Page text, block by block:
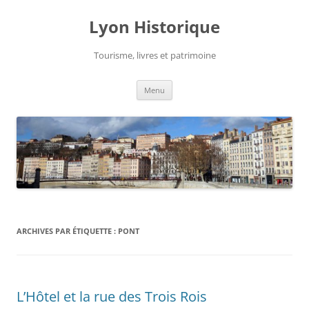
Lyon Historique
Tourisme, livres et patrimoine
Menu
ARCHIVES PAR ÉTIQUETTE : PONT
L’Hôtel et la rue des Trois Rois